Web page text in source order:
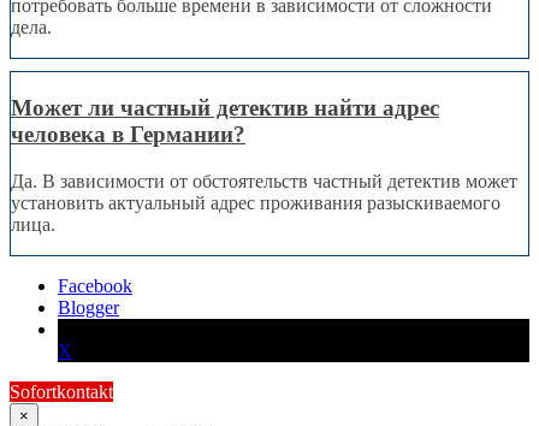
потребовать больше времени в зависимости от сложности
дела.
Может ли частный детектив найти адрес
человека в Германии?
Да. В зависимости от обстоятельств частный детектив может
установить актуальный адрес проживания разыскиваемого
лица.
Facebook
Blogger
X
Sofortkontakt
×